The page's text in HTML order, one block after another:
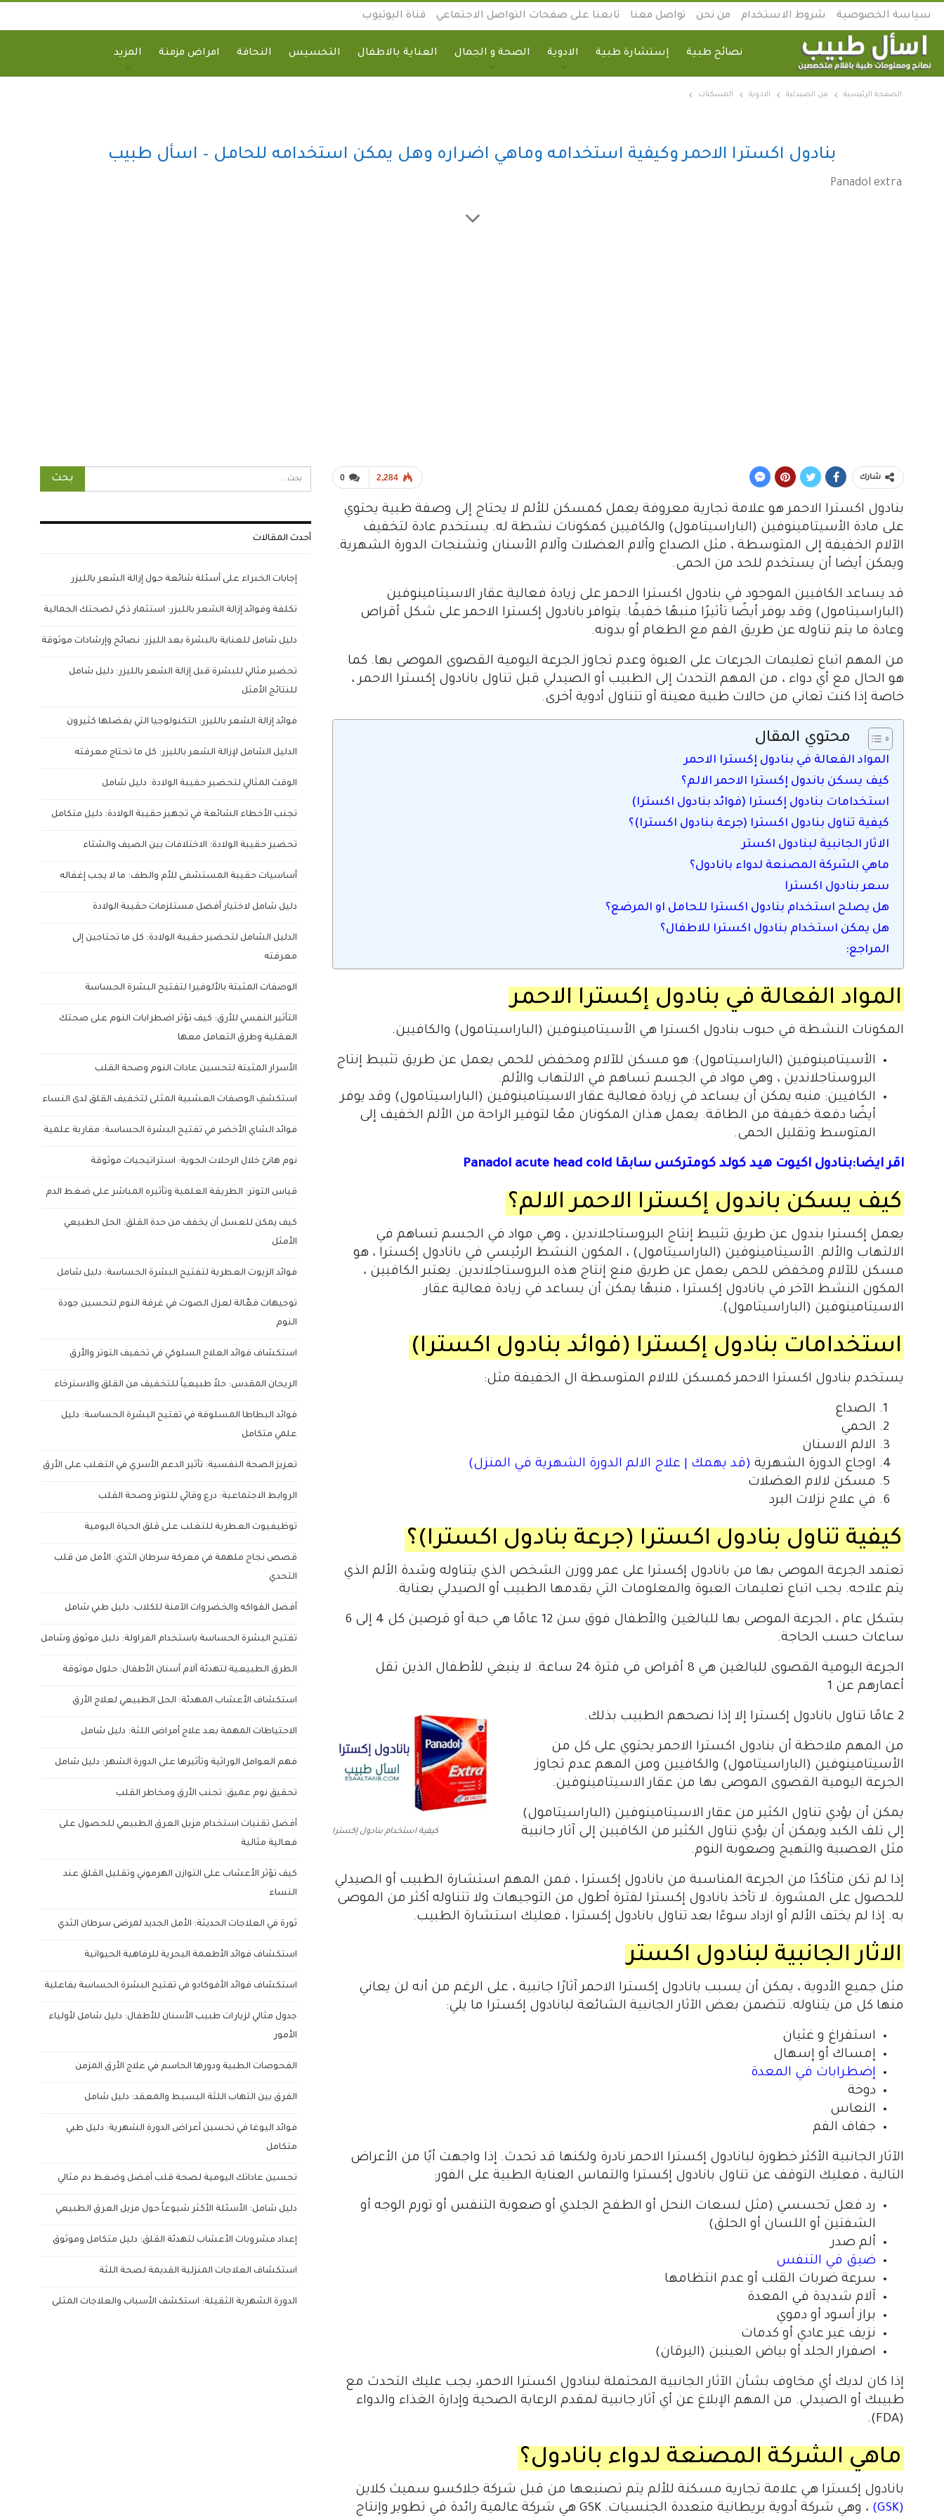
سياسة الخصوصية شروط الاستخدام من نحن تواصل معنا تابعنا على صفحات التواصل الاجتماعي قناة اليوتيوب
نصائح طبية إستشارة طبية الادوية الصحة و الجمال العناية بالاطفال التخسيس النحافة امراض مزمنة المزيد
الصفحة الرئيسية من الصيدلية الادوية المسكنات
بنادول اكسترا الاحمر وكيفية استخدامه وماهي اضراره وهل يمكن استخدامه للحامل – اسأل طبيب
Panadol extra
0 2,284 شارك
بنادول اكسترا الاحمر هو علامة تجارية معروفة يعمل كمسكن للألم لا يحتاج إلى وصفة طبية يحتوي
على مادة الأسيتامينوفين (الباراسيتامول) والكافيين كمكونات نشطة له. يستخدم عادة لتخفيف
الآلام الخفيفة إلى المتوسطة ، مثل الصداع وآلام العضلات وآلام الأسنان وتشنجات الدورة الشهرية.
ويمكن أيضا أن يستخدم للحد من الحمى.
قد يساعد الكافيين الموجود في بنادول اكسترا الاحمر على زيادة فعالية عقار الاسيتامينوفين
(الباراسيتامول) وقد يوفر أيضًا تأثيرًا منبهًا خفيفًا. يتوافر بانادول إكسترا الاحمر على شكل أقراص
وعادة ما يتم تناوله عن طريق الفم مع الطعام أو بدونه.
من المهم اتباع تعليمات الجرعات على العبوة وعدم تجاوز الجرعة اليومية القصوى الموصى بها. كما
هو الحال مع أي دواء ، من المهم التحدث إلى الطبيب أو الصيدلي قبل تناول بانادول إكسترا الاحمر ،
خاصة إذا كنت تعاني من حالات طبية معينة أو تتناول أدوية أخرى.
محتوي المقال
المواد الفعالة في بنادول إكسترا الاحمر
كيف يسكن باندول إكسترا الاحمر الالم؟
استخدامات بنادول إكسترا (فوائد بنادول اكسترا)
كيفية تناول بنادول اكسترا (جرعة بنادول اكسترا)؟
الاثار الجانبية لبنادول اكستر
ماهي الشركة المصنعة لدواء بانادول؟
سعر بنادول اكسترا
هل يصلح استخدام بنادول اكسترا للحامل او المرضع؟
هل يمكن استخدام بنادول اكسترا للاطفال؟
المراجع:
المواد الفعالة في بنادول إكسترا الاحمر
المكونات النشطة في حبوب بنادول اكسترا هي الأسيتامينوفين (الباراسيتامول) والكافيين.
الأسيتامينوفين (الباراسيتامول): هو مسكن للآلام ومخفض للحمى يعمل عن طريق تثبيط إنتاج
البروستاجلاندين ، وهي مواد في الجسم تساهم في الالتهاب والألم.
الكافيين: منبه يمكن أن يساعد في زيادة فعالية عقار الاسيتامينوفين (الباراسيتامول) وقد يوفر
أيضًا دفعة خفيفة من الطاقة. يعمل هذان المكونان معًا لتوفير الراحة من الألم الخفيف إلى
المتوسط ​​وتقليل الحمى.
اقر ايضا:بنادول اكيوت هيد كولد كومتركس سابقا Panadol acute head cold
كيف يسكن باندول إكسترا الاحمر الالم؟
يعمل إكسترا بندول عن طريق تثبيط إنتاج البروستاجلاندين ، وهي مواد في الجسم تساهم في
الالتهاب والألم. الأسيتامينوفين (الباراسيتامول) ، المكون النشط الرئيسي في بانادول إكسترا ، هو
مسكن للآلام ومخفض للحمى يعمل عن طريق منع إنتاج هذه البروستاجلاندين. يعتبر الكافيين ،
المكون النشط الآخر في بانادول إكسترا ، منبهًا يمكن أن يساعد في زيادة فعالية عقار
الاسيتامينوفين (الباراسيتامول).
استخدامات بنادول إكسترا (فوائد بنادول اكسترا)
يستخدم بنادول اكسترا الاحمر كمسكن للالام المتوسطة ال الخفيفة مثل:
الصداع
الحمي
الالم الاسنان
اوجاع الدورة الشهرية (قد يهمك | علاج الالم الدورة الشهرية في المنزل)
مسكن لالام العضلات
في علاج نزلات البرد
كيفية تناول بنادول اكسترا (جرعة بنادول اكسترا)؟
تعتمد الجرعة الموصى بها من بانادول إكسترا على عمر ووزن الشخص الذي يتناوله وشدة الألم الذي
يتم علاجه. يجب اتباع تعليمات العبوة والمعلومات التي يقدمها الطبيب أو الصيدلي بعناية.
بشكل عام ، الجرعة الموصى بها للبالغين والأطفال فوق سن 12 عامًا هي حبة أو قرصين كل 4 إلى 6
ساعات حسب الحاجة.
الجرعة اليومية القصوى للبالغين هي 8 أقراص في فترة 24 ساعة. لا ينبغي للأطفال الذين تقل
أعمارهم عن 1
كيفية استخدام بنادول إكسترا
2 عامًا تناول بانادول إكسترا إلا إذا نصحهم الطبيب بذلك.
من المهم ملاحظة أن بنادول اكسترا الاحمر يحتوي على كل من
الأسيتامينوفين (الباراسيتامول) والكافيين ومن المهم عدم تجاوز
الجرعة اليومية القصوى الموصى بها من عقار الاسيتامينوفين.
يمكن أن يؤدي تناول الكثير من عقار الاسيتامينوفين (الباراسيتامول)
إلى تلف الكبد ويمكن أن يؤدي تناول الكثير من الكافيين إلى آثار جانبية
مثل العصبية والتهيج وصعوبة النوم.
إذا لم تكن متأكدًا من الجرعة المناسبة من بانادول إكسترا ، فمن المهم استشارة الطبيب أو الصيدلي
للحصول على المشورة. لا تأخذ بانادول إكسترا لفترة أطول من التوجيهات ولا تتناوله أكثر من الموصى
به. إذا لم يختف الألم أو ازداد سوءًا بعد تناول بانادول إكسترا ، فعليك استشارة الطبيب.
الاثار الجانبية لبنادول اكستر
مثل جميع الأدوية ، يمكن أن يسبب بانادول إكسترا الاحمر آثارًا جانبية ، على الرغم من أنه لن يعاني
منها كل من يتناوله. تتضمن بعض الآثار الجانبية الشائعة لبانادول إكسترا ما يلي:
استفراغ و غثيان
إمساك أو إسهال
إضطرابات في المعدة
دوخة
النعاس
جفاف الفم
الآثار الجانبية الأكثر خطورة لبانادول إكسترا الاحمر نادرة ولكنها قد تحدث. إذا واجهت أيًا من الأعراض
التالية ، فعليك التوقف عن تناول بانادول إكسترا والتماس العناية الطبية على الفور:
رد فعل تحسسي (مثل لسعات النحل أو الطفح الجلدي أو صعوبة التنفس أو تورم الوجه أو
الشفتين أو اللسان أو الحلق)
ألم صدر
ضيق في التنفس
سرعة ضربات القلب أو عدم انتظامها
آلام شديدة في المعدة
براز أسود أو دموي
نزيف غير عادي أو كدمات
اصفرار الجلد أو بياض العينين (اليرقان)
إذا كان لديك أي مخاوف بشأن الآثار الجانبية المحتملة لبنادول اكسترا الاحمر، يجب عليك التحدث مع
طبيبك أو الصيدلي. من المهم الإبلاغ عن أي آثار جانبية لمقدم الرعاية الصحية وإدارة الغذاء والدواء
(FDA).
ماهي الشركة المصنعة لدواء بانادول؟
بانادول إكسترا هي علامة تجارية مسكنة للألم يتم تصنيعها من قبل شركة جلاكسو سميث كلاين
(GSK)
، وهي شركة أدوية بريطانية متعددة الجنسيات. GSK هي شركة عالمية رائدة في تطوير وإنتاج
أحدث المقالات
إجابات الخبراء على أسئلة شائعة حول إزالة الشعر بالليزر
تكلفة وفوائد إزالة الشعر بالليزر: استثمار ذكي لصحتك الجمالية
دليل شامل للعناية بالبشرة بعد الليزر: نصائح وإرشادات موثوقة
تحضير مثالي للبشرة قبل إزالة الشعر بالليزر: دليل شامل
للنتائج الأمثل
فوائد إزالة الشعر بالليزر: التكنولوجيا التي يفضلها كثيرون
الدليل الشامل لإزالة الشعر بالليزر: كل ما تحتاج معرفته
الوقت المثالي لتحضير حقيبة الولادة: دليل شامل
تجنب الأخطاء الشائعة في تجهيز حقيبة الولادة: دليل متكامل
تحضير حقيبة الولادة: الاختلافات بين الصيف والشتاء
أساسيات حقيبة المستشفى للأم والطف: ما لا يجب إغفاله
دليل شامل لاختيار أفضل مستلزمات حقيبة الولادة
الدليل الشامل لتحضير حقيبة الولادة: كل ما تحتاجين إلى
معرفته
الوصفات المثبتة بالألوفيرا لتفتيح البشرة الحساسة
التأثير النفسي للأرق: كيف تؤثر اضطرابات النوم على صحتك
العقلية وطرق التعامل معها
الأسرار المثبتة لتحسين عادات النوم وصحة القلب
استكشفِ الوصفات العشبية المثلى لتخفيف القلق لدى النساء
فوائد الشاي الأخضر في تفتيح البشرة الحساسة: مقاربة علمية
نوم هانئ خلال الرحلات الجوية: استراتيجيات موثوقة
قياس التوتر: الطريقة العلمية وتأثيره المباشر على ضغط الدم
كيف يمكن للعسل أن يخفف من حدة القلق: الحل الطبيعي
الأمثل
فوائد الزيوت العطرية لتفتيح البشرة الحساسة: دليل شامل
توجيهات فعّالة لعزل الصوت في غرفة النوم لتحسين جودة
النوم
استكشاف فوائد العلاج السلوكي في تخفيف التوتر والأرق
الريحان المقدس: حلاً طبيعياً للتخفيف من القلق والاسترخاء
فوائد البطاطا المسلوقة في تفتيح البشرة الحساسة: دليل
علمي متكامل
تعزيز الصحة النفسية: تأثير الدعم الأسري في التغلب على الأرق
الروابط الاجتماعية: درع وقائي للتوتر وصحة القلب
توظيفيوت العطرية للتغلب على قلق الحياة اليومية
قصص نجاح ملهمة في معركة سرطان الثدي: الأمل من قلب
التحدي
أفضل الفواكه والخضروات الآمنة للكلاب: دليل طبي شامل
تفتيح البشرة الحساسة باستخدام الفراولة: دليل موثوق وشامل
الطرق الطبيعية لتهدئة آلام أسنان الأطفال: حلول موثوقة
استكشاف الأعشاب المهدئة: الحل الطبيعي لعلاج الأرق
الاحتياطات المهمة بعد علاج أمراض اللثة: دليل شامل
فهم العوامل الوراثية وتأثيرها على الدورة الشهر: دليل شامل
تحقيق نوم عميق: تجنب الأرق ومخاطر القلب
أفضل تقنيات استخدام مزيل العرق الطبيعي للحصول على
فعالية مثالية
كيف تؤثر الأعشاب على التوازن الهرموني وتقليل القلق عند
النساء
ثورة في العلاجات الحديثة: الأمل الجديد لمرضى سرطان الثدي
استكشاف فوائد الأطعمة البحرية للرفاهية الحيوانية
استكشاف فوائد الأفوكادو في تفتيح البشرة الحساسة بفاعلية
جدول مثالي لزيارات طبيب الأسنان للأطفال: دليل شامل لأولياء
الأمور
الفحوصات الطبية ودورها الحاسم في علاج الأرق المزمن
الفرق بين التهاب اللثة البسيط والمعقد: دليل شامل
فوائد اليوغا في تحسين أعراض الدورة الشهرية: دليل طبي
متكامل
تحسين عاداتك اليومية لصحة قلب أفضل وضغط دم مثالي
دليل شامل: الأسئلة الأكثر شيوعاً حول مزيل العرق الطبيعي
إعداد مشروبات الأعشاب لتهدئة القلق: دليل متكامل وموثوق
استكشاف العلاجات المنزلية القديمة لصحة اللثة
الدورة الشهرية الثقيلة: استكشف الأسباب والعلاجات المثلى